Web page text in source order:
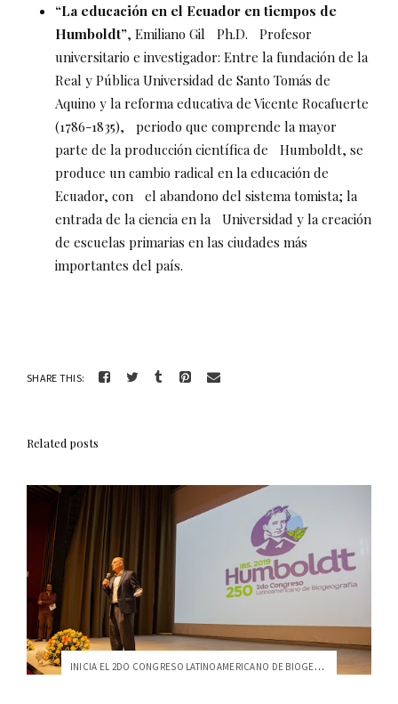
“La educación en el Ecuador en tiempos de
Humboldt”, Emiliano Gil Ph.D. Profesor
universitario e investigador: Entre la fundación de la
Real y Pública Universidad de Santo Tomás de
Aquino y la reforma educativa de Vicente Rocafuerte
(1786-1835), periodo que comprende la mayor
parte de la producción científica de Humboldt, se
produce un cambio radical en la educación de
Ecuador, con el abandono del sistema tomista; la
entrada de la ciencia en la Universidad y la creación
de escuelas primarias en las ciudades más
importantes del país.
SHARE THIS:
Related posts
INICIA EL 2DO CONGRESO LATINOAMERICANO DE BIOGEOGRAFÍA